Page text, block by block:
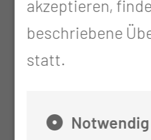
Kopf-Hals-
akzeptieren,
beschriebene
statt.
Notwendig